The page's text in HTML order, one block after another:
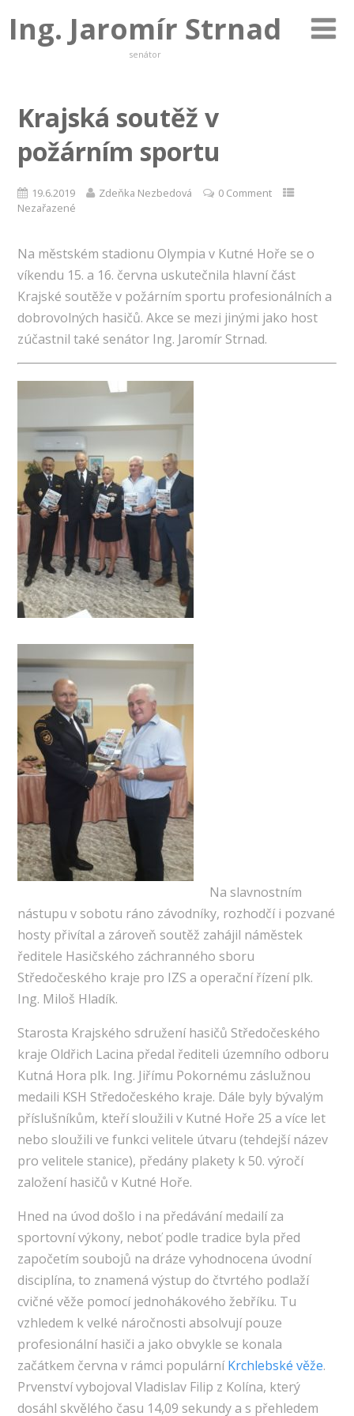
Ing. Jaromír Strnad
senátor
Krajská soutěž v
požárním sportu
19.6.2019 Zdeňka Nezbedová
0 Comment
Nezařazené
Na městském stadionu Olympia v Kutné Hoře se o
víkendu 15. a 16. června uskutečnila hlavní část
Krajské soutěže v požárním sportu profesionálních a
dobrovolných hasičů. Akce se mezi jinými jako host
zúčastnil také senátor Ing. Jaromír Strnad.
Na slavnostním
nástupu v sobotu ráno závodníky, rozhodčí i pozvané
hosty přivítal a zároveň soutěž zahájil náměstek
ředitele Hasičského záchranného sboru
Středočeského kraje pro IZS a operační řízení plk.
Ing. Miloš Hladík.
Starosta Krajského sdružení hasičů Středočeského
kraje Oldřich Lacina předal řediteli územního odboru
Kutná Hora plk. Ing. Jiřímu Pokornému záslužnou
medaili KSH Středočeského kraje. Dále byly bývalým
příslušníkům, kteří sloužili v Kutné Hoře 25 a více let
nebo sloužili ve funkci velitele útvaru (tehdejší název
pro velitele stanice), předány plakety k 50. výročí
založení hasičů v Kutné Hoře.
Hned na úvod došlo i na předávání medailí za
sportovní výkony, neboť podle tradice byla před
započetím soubojů na dráze vyhodnocena úvodní
disciplína, to znamená výstup do čtvrtého podlaží
cvičné věže pomocí jednohákového žebříku. Tu
vzhledem k velké náročnosti absolvují pouze
profesionální hasiči a jako obvykle se konala
začátkem června v rámci populárníKrchlebské věže.
Prvenství vybojoval Vladislav Filip z Kolína, který
dosáhl skvělého času 14,09 sekundy a s přehledem